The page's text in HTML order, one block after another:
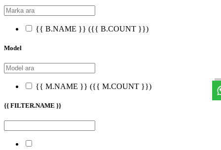
{{ B.NAME }} ({{ B.COUNT }})
Model
{{ M.NAME }} ({{ M.COUNT }})
{{ FILTER.NAME }}